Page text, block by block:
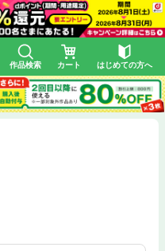
作品検索 カート はじめての方へ